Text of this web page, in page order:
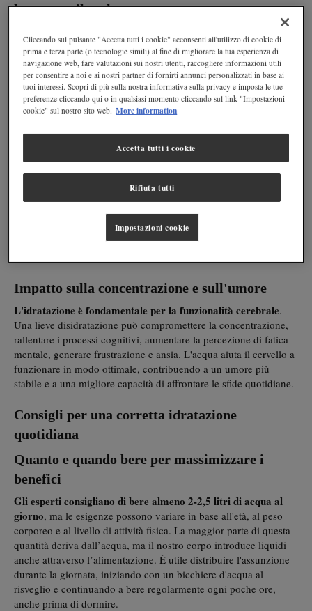
lo stress e il malumore
dell'equilibrio fisico e mentale. Bere acqua in quantità adeguate
aiuta a sostenere le funzioni fisiologiche, favorendo una migliore
gestione dello stress e riducendo la sensazione di malumore. La
disidratazione, anche lieve, puòamplificare la percezione dello
stresse influire negativamente sull'umore.
Idratazione e stress: un legame fondamentale
Come l'acqua influisce sui livelli di cortisolo
Il cortisolo, noto come "ormone dello stress", aumenta in
situazioni di tensione.
Alcune ricerche hanno dimostrato che è
sufficiente mezzo litro di disidratazione per
. Bere acqua a sufficienza e calmarsi è il modo più
rapido per ritrovare l'equilibrio dei liquidi e ridurre i livelli di
Impatto sulla concentrazione e sull'umore
L'idratazione è fondamentale per la funzionalità cerebrale.
Una lieve disidratazione può compromettere la concentrazione,
rallentare i processi cognitivi, aumentare la percezione di fatica
mentale, generare frustrazione e ansia. L'acqua aiuta il cervello a
funzionare in modo ottimale, contribuendo a un umore più
stabile e a una migliore capacità di affrontare le sfide quotidiane.
Consigli per una corretta idratazione
quotidiana
Quanto e quando bere per massimizzare i
benefici
Gli esperti consigliano di bere almeno 2-2,5 litri di acqua al
giorno, ma le esigenze possono variare in base all'età, al peso
corporeo e al livello di attività fisica. La maggior parte di questa
quantità deriva dall’acqua, ma il nostro corpo introduce liquidi
anche attraverso l’alimentazione. È utile distribuire l'assunzione
durante la giornata, iniziando con un bicchiere d'acqua al
risveglio e continuando a bere regolarmente ogni poche ore,
anche prima di dormire.
Cliccando sul pulsante "Accetta tutti i cookie" acconsenti all'utilizzo di cookie di
prima e terza parte (o tecnologie simili) al fine di migliorare la tua esperienza di
navigazione web, fare valutazioni sui nostri utenti, raccogliere informazioni utili
per consentire a noi e ai nostri partner di fornirti annunci personalizzati in base ai
tuoi interessi. Scopri di più sulla nostra informativa sulla privacy e imposta le tue
preferenze cliccando qui o in qualsiasi momento cliccando sul link "Impostazioni
cookie" sul nostro sito web. More information
Rifiuta tutti
Accetta tutti i cookie
Impostazioni cookie